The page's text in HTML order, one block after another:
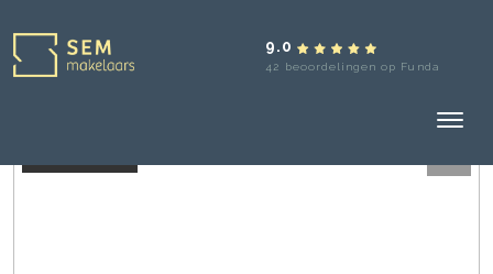
9.0
42 beoordelingen op Funda